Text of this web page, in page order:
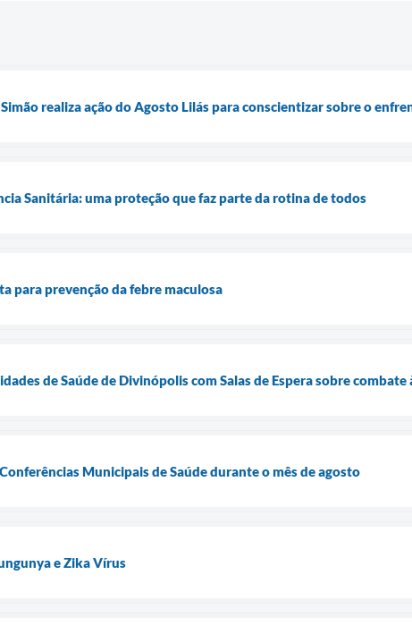
realiza ação do Agosto Lilás para conscientizar sobre o
Sanitária: uma proteção que faz parte da rotina de todos
para prevenção da febre maculosa
de Saúde de Divinópolis com Salas de Espera sobre
Municipais de Saúde durante o mês de agosto
e Zika Vírus